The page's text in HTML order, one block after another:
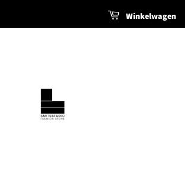
Winkelwagen